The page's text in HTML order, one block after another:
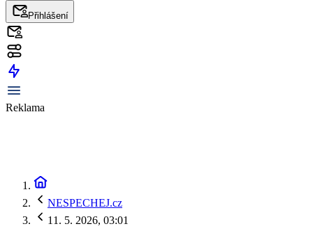
Přihlášení
Reklama
NESPECHEJ.cz
11. 5. 2026, 03:01